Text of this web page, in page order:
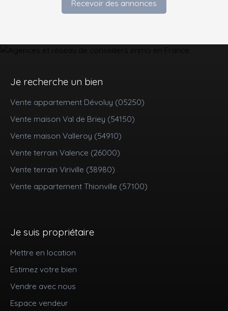
Recevoir des annonces
Je recherche un bien
Vente appartement Dévoluy (05250)
Vente maison Val de Briey (54150)
Vente maison Valleroy (54910)
Vente terrain Valence (26000)
Vente terrain Viriville (38980)
Vente appartement Thionville (57100)
Je suis propriétaire
Mettre en location
Estimez votre bien
Vendre avec nous
Espace vendeur